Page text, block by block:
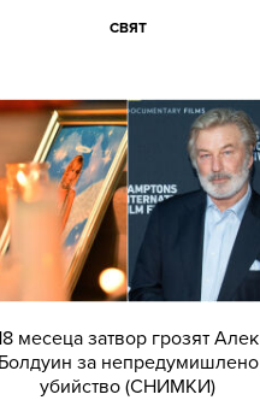
СВЯТ
месеца затвор грозят Алек
Болдуин за непредумишлено
убийство (СНИМКИ)